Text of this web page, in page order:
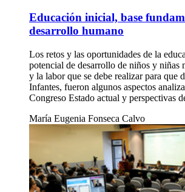
Educación inicial, base
desarrollo humano
Los retos y las oportunidades de la
potencial de desarrollo de niños y niñas
y la labor que se debe realizar para que
Infantes, fueron algunos aspectos
Congreso Estado actual y perspectivas
María Eugenia Fonseca Calvo